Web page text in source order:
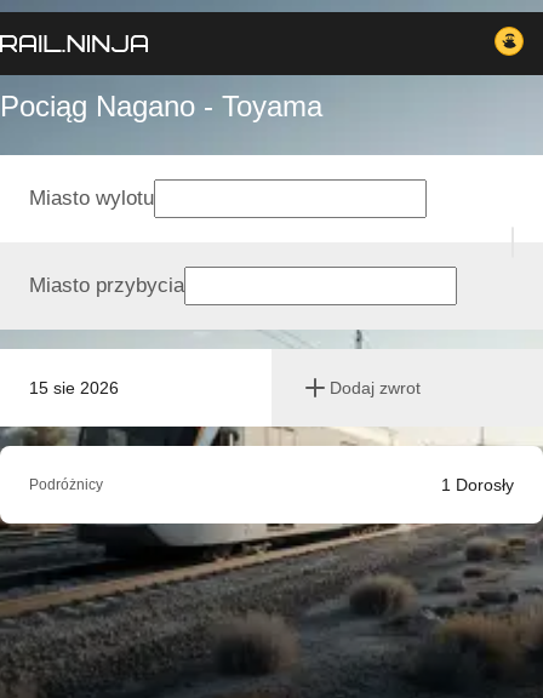
Pociąg Nagano - Toyama
15 sie 2026 Dodaj zwrot
Miasto wylotu
Miasto przybycia
Podróżnicy 1 Dorosły